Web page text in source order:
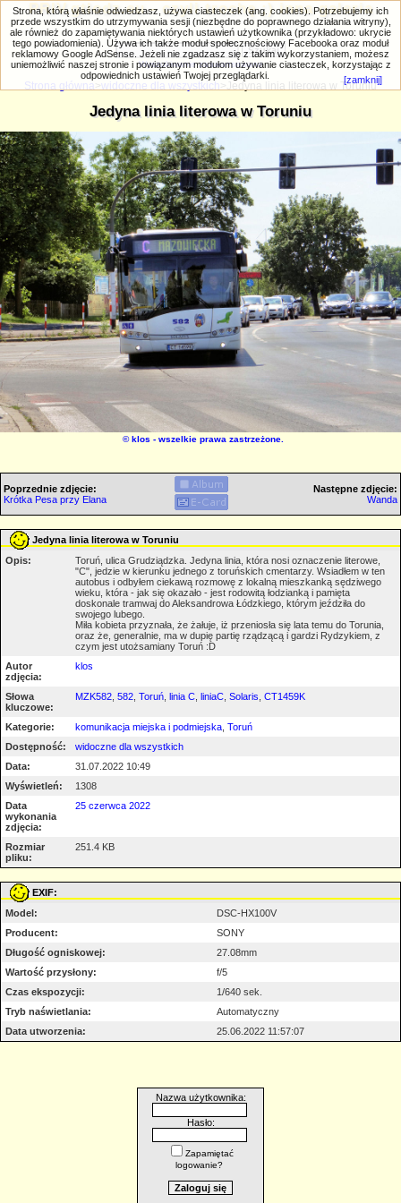
PRIV.gtlodz.eu - czyli trochę ;) inna galeria
Wyszukiwanie zaawansowane
Strona główna widoczne dla wszystkich >Jedyna linia literowa w Toruniu
Jedyna linia literowa w Toruniu
©klos - wszelkie prawa zastrzeżone.
Poprzednie zdjęcie:
Krótka Pesa przy Elana
Następne zdjęcie:
Wanda
Jedyna linia literowa w Toruniu
Opis:
Toruń, ulica Grudziądzka. Jedyna linia, która nosi oznaczenie literowe,
"C", jedzie w kierunku jednego z toruńskich cmentarzy. Wsiadłem w ten
autobus i odbyłem ciekawą rozmowę z lokalną mieszkanką sędziwego
wieku, która - jak się okazało - jest rodowitą łodzianką i pamięta
doskonale tramwaj do Aleksandrowa Łódzkiego, którym jeździła do
swojego lubego.
Miła kobieta przyznała, że żałuje, iż przeniosła się lata temu do Torunia,
oraz że, generalnie, ma w dupię partię rządzącą i gardzi Rydzykiem, z
czym jest utożsamiany Toruń :D
Autor
zdjęcia:
klos
Słowa
kluczowe:
MZK582 582 Toruń linia C liniaC Solaris CT1459K
Kategorie: komunikacja miejska i podmiejska Toruń
Dostępność:
widoczne dla wszystkich
Data:
31.07.2022 10:49
Wyświetleń:
1308
Data
wykonania
zdjęcia:
25 czerwca 2022
Rozmiar
pliku:
251.4 KB
EXIF:
Model:
DSC-HX100V
Producent:
SONY
Długość ogniskowej:
27.08mm
Wartość przysłony:
f/5
Czas ekspozycji:
1/640 sek.
Tryb naświetlania:
Automatyczny
Data utworzenia:
25.06.2022 11:57:07
Nazwa użytkownika:
Hasło:
Zapamiętać
logowanie?
Strona, którą właśnie odwiedzasz, używa ciasteczek (ang. cookies). Potrzebujemy ich
przede wszystkim do utrzymywania sesji (niezbędne do poprawnego działania witryny),
ale również do zapamiętywania niektórych ustawień użytkownika (przykładowo: ukrycie
tego powiadomienia). Używa ich także moduł społecznościowy Facebooka oraz moduł
reklamowy Google AdSense. Jeżeli nie zgadzasz się z takim wykorzystaniem, możesz
uniemożliwić naszej stronie i powiązanym modułom używanie ciasteczek, korzystając z
odpowiednich ustawień Twojej przeglądarki.
[zamknij]